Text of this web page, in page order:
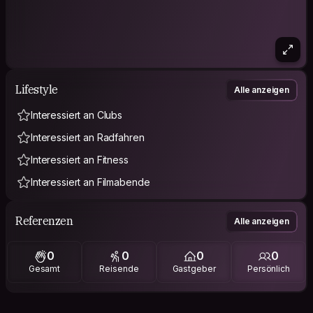
Lifestyle Alle anzeigen
Interessiert an Clubs
Interessiert an Radfahren
Interessiert an Fitness
Interessiert an Filmabende
Referenzen Alle anzeigen
0
Gesamt
0
Reisende
0
Gastgeber
0
Persönlich